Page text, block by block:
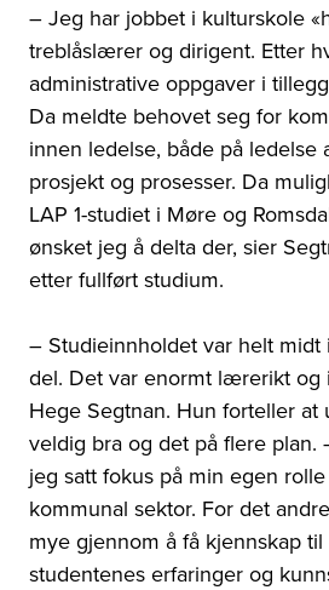
– Jeg har jobbet i kulturskole
treblåslærer og dirigent. Etter
administrative oppgaver i
Da meldte behovet seg for
innen ledelse, både på ledelse
prosjekt og prosesser. Da
LAP 1-studiet i Møre og
ønsket jeg å delta der, sier
etter fullført studium.
– Studieinnholdet var helt midt
del. Det var enormt lærerikt og
Hege Segtnan. Hun forteller at
veldig bra og det på flere plan.
jeg satt fokus på min egen
kommunal sektor. For det
mye gjennom å få kjennskap
studentenes erfaringer og